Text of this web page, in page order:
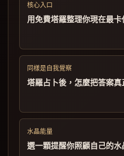
核心入口
用免費塔羅整理你現在最卡
同樣是自我覺察
塔羅占卜後，怎麼把答案真
水晶能量
選一顆提醒你照顧自己的水